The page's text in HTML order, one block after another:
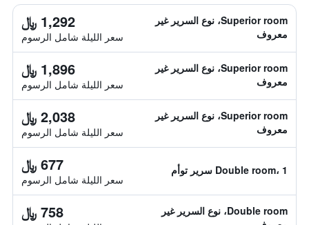
Superior room، نوع السرير غير
معروف
1,292 ﷼
سعر الليلة شامل الرسوم
Superior room، نوع السرير غير
معروف
1,896 ﷼
سعر الليلة شامل الرسوم
Superior room، نوع السرير غير
معروف
2,038 ﷼
سعر الليلة شامل الرسوم
Double room، 1 سرير توأم 677 ﷼
سعر الليلة شامل الرسوم
Double room، نوع السرير غير
758 ﷼